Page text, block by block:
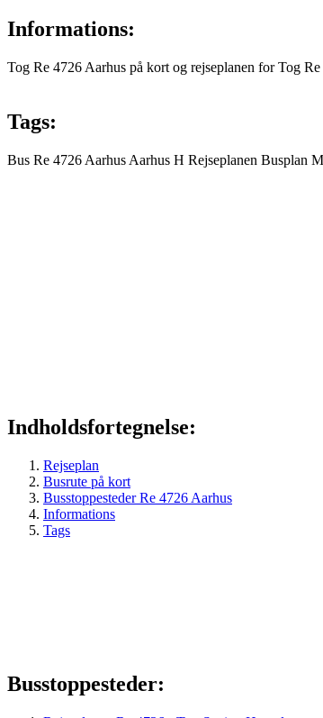
Informations:
Tog Re 4726 Aarhus på kort og rejseplanen for Tog
Tags:
Bus Re 4726 Aarhus Aarhus H Rejseplanen Busplan
Indholdsfortegnelse:
Rejseplan
Busrute på kort
Busstoppesteder Re 4726 Aarhus
Informations
Tags
Busstoppesteder: